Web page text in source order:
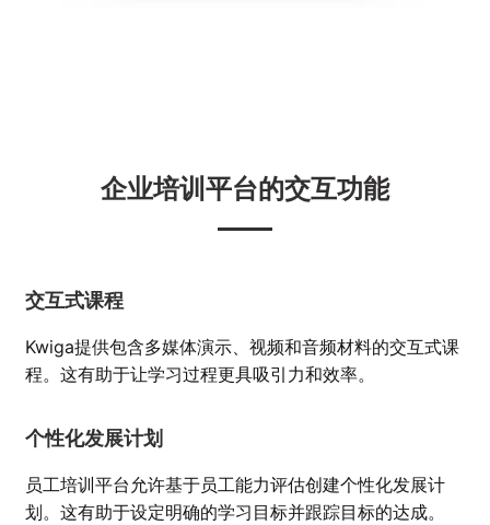
企业培训平台的交互功能
交互式课程
Kwiga提供包含多媒体演示、视频和音频材料的交互式课
程。这有助于让学习过程更具吸引力和效率。
个性化发展计划
员工培训平台允许基于员工能力评估创建个性化发展计
划。这有助于设定明确的学习目标并跟踪目标的达成。